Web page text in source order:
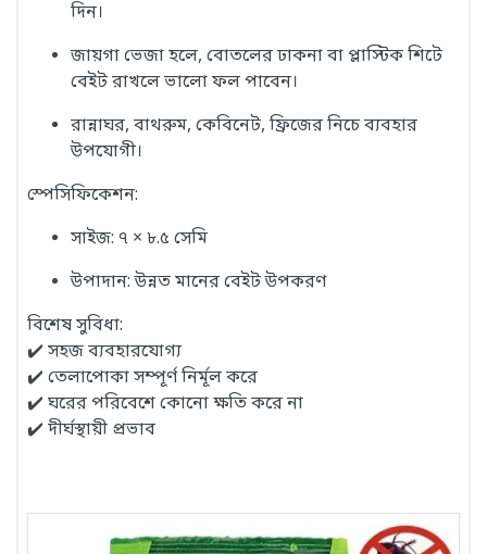
দিন।
জায়গা ভেজা হলে, বোতলের ঢাকনা বা প্লাস্টিক শিটে
বেইট রাখলে ভালো ফল পাবেন।
রান্নাঘর, বাথরুম, কেবিনেট, ফ্রিজের নিচে ব্যবহার
উপযোগী।
স্পেসিফিকেশন:
সাইজ: ৭ × ৮.৫ সেমি
উপাদান: উন্নত মানের বেইট উপকরণ
বিশেষ সুবিধা:
✔️ সহজ ব্যবহারযোগ্য
✔️ তেলাপোকা সম্পূর্ণ নির্মূল করে
✔️ ঘরের পরিবেশে কোনো ক্ষতি করে না
✔️ দীর্ঘস্থায়ী প্রভাব